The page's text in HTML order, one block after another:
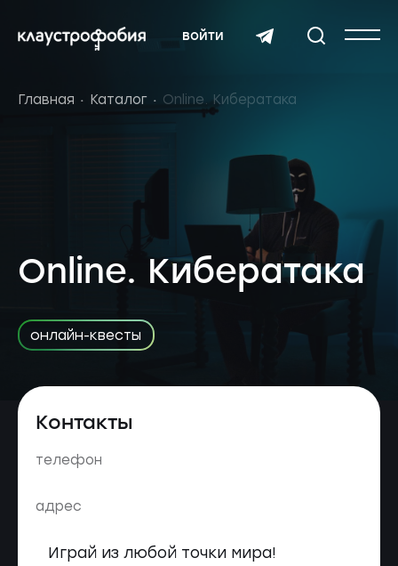
войти
Главная Каталог Online. Кибератака
Online. Кибератака
онлайн-квесты
Контакты
телефон
адрес
Играй из любой точки мира!